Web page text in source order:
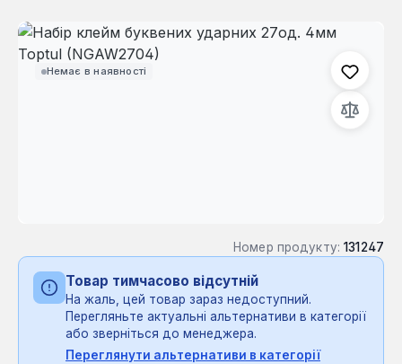
Немає в наявності
Пропустити галерею зображень
Номер продукту: 131247
Товар тимчасово відсутній
На жаль, цей товар зараз недоступний.
Перегляньте актуальні альтернативи в категорії
або зверніться до менеджера.
Переглянути альтернативи в категорії